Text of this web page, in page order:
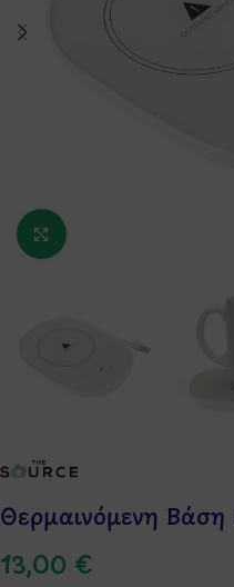
Κάντε κλικ για
Θερμαινόμενη Βάση
13,00 €